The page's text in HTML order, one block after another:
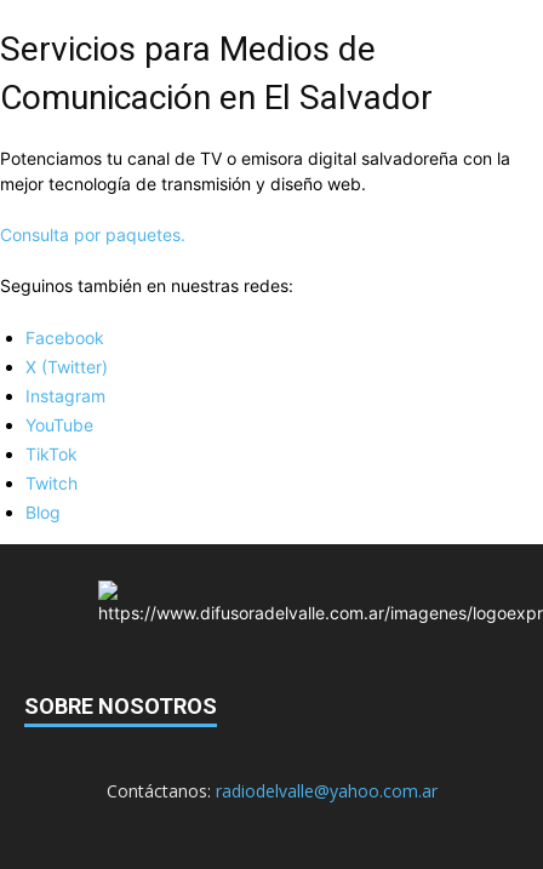
Servicios para Medios de
Comunicación en El Salvador
Potenciamos tu canal de TV o emisora digital salvadoreña con la
mejor tecnología de transmisión y diseño web.
Consulta por paquetes.
Seguinos también en nuestras redes:
Facebook
X (Twitter)
Instagram
YouTube
TikTok
Twitch
Blog
SOBRE NOSOTROS
Contáctanos: radiodelvalle@yahoo.com.ar